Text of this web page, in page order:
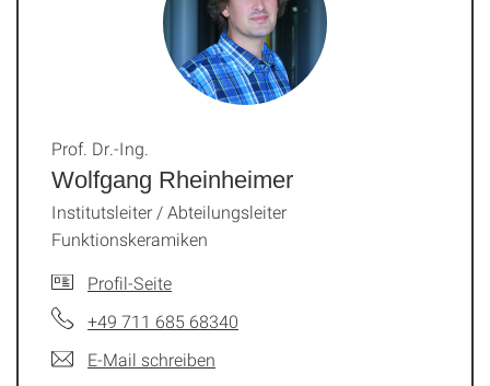
Wolfgang Rheinheimer
Prof. Dr.-Ing.
Institutsleiter / Abteilungsleiter
Funktionskeramiken
Profil-Seite
+49 711 685 68340
E-Mail schreiben